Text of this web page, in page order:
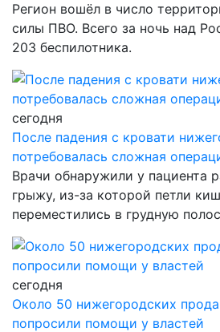
Регион вошёл в число
силы ПВО. Всего за ночь над
203 беспилотника.
сегодня
После падения с кровати
потребовалась сложная
Врачи обнаружили у пациента
грыжу, из-за которой петли
переместились в грудную
сегодня
Около 50 нижегородских
попросили помощи у властей